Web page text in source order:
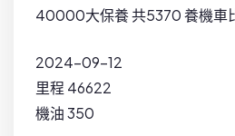
40000大保養 共5370 養機車
2024-09-12
里程 46622
機油 350